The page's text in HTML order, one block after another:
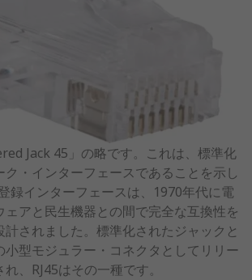
Jack 45」の略です。これは、標準化
ク・インターフェースであることを示し
録インターフェースは、1970年代に電
アと民生機器との間で完全な互換性を
されました。標準化されたジャックと
小型モジュラー・コネクタとしてリリー
れ、RJ45はその一種です。